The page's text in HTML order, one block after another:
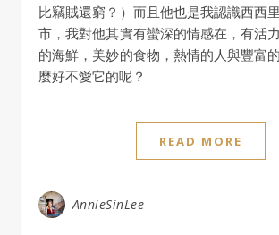
比竊賊還窮？）而且他也是我認識西西
市，我對他其實有蠻深的情感在，有活
的海鮮，美妙的食物，熱情的人與豐富
麼好不愛它的呢？
READ MORE
AnnieSinLee